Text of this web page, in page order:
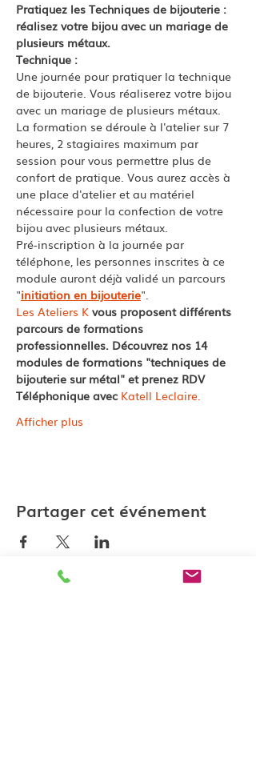
Pratiquez les Techniques de bijouterie :
réalisez votre bijou avec un mariage de
plusieurs métaux.
Technique :
Une journée pour pratiquer la technique
de bijouterie. Vous réaliserez votre bijou
avec un mariage de plusieurs métaux.
La formation se déroule à l'atelier sur 7
heures, 2 stagiaires maximum par
session pour vous permettre plus de
confort de pratique. Vous aurez accès à
une place d'atelier et au matériel
nécessaire pour la confection de votre
bijou avec plusieurs métaux.
Pré-inscription à la journée par
téléphone, les personnes inscrites à ce
module auront déjà validé un parcours
"initiation en bijouterie".
Les Ateliers K vous proposent différents
parcours de formations
professionnelles. Découvrez nos 14
modules de formations "techniques de
bijouterie sur métal" et prenez RDV
Téléphonique avec Katell Leclaire.
Afficher plus
Partager cet événement